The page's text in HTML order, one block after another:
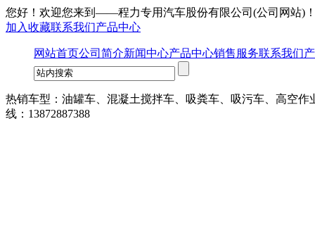
您好！欢迎您来到——程力专用汽车股份有限公司 (公司网站)
加入收藏联系我们产品中心
网站首页公司简介新闻中心产品中心销售服务联系我们
热销车型：油罐车、混凝土搅拌车、吸粪车、吸污车、高空
线：13872887388